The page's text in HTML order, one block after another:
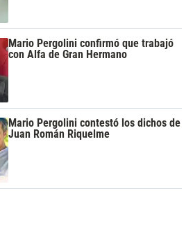
Mario Pergolini confirmó que trabajó
con Alfa de Gran Hermano
Mario Pergolini contestó los dichos de
Juan Román Riquelme